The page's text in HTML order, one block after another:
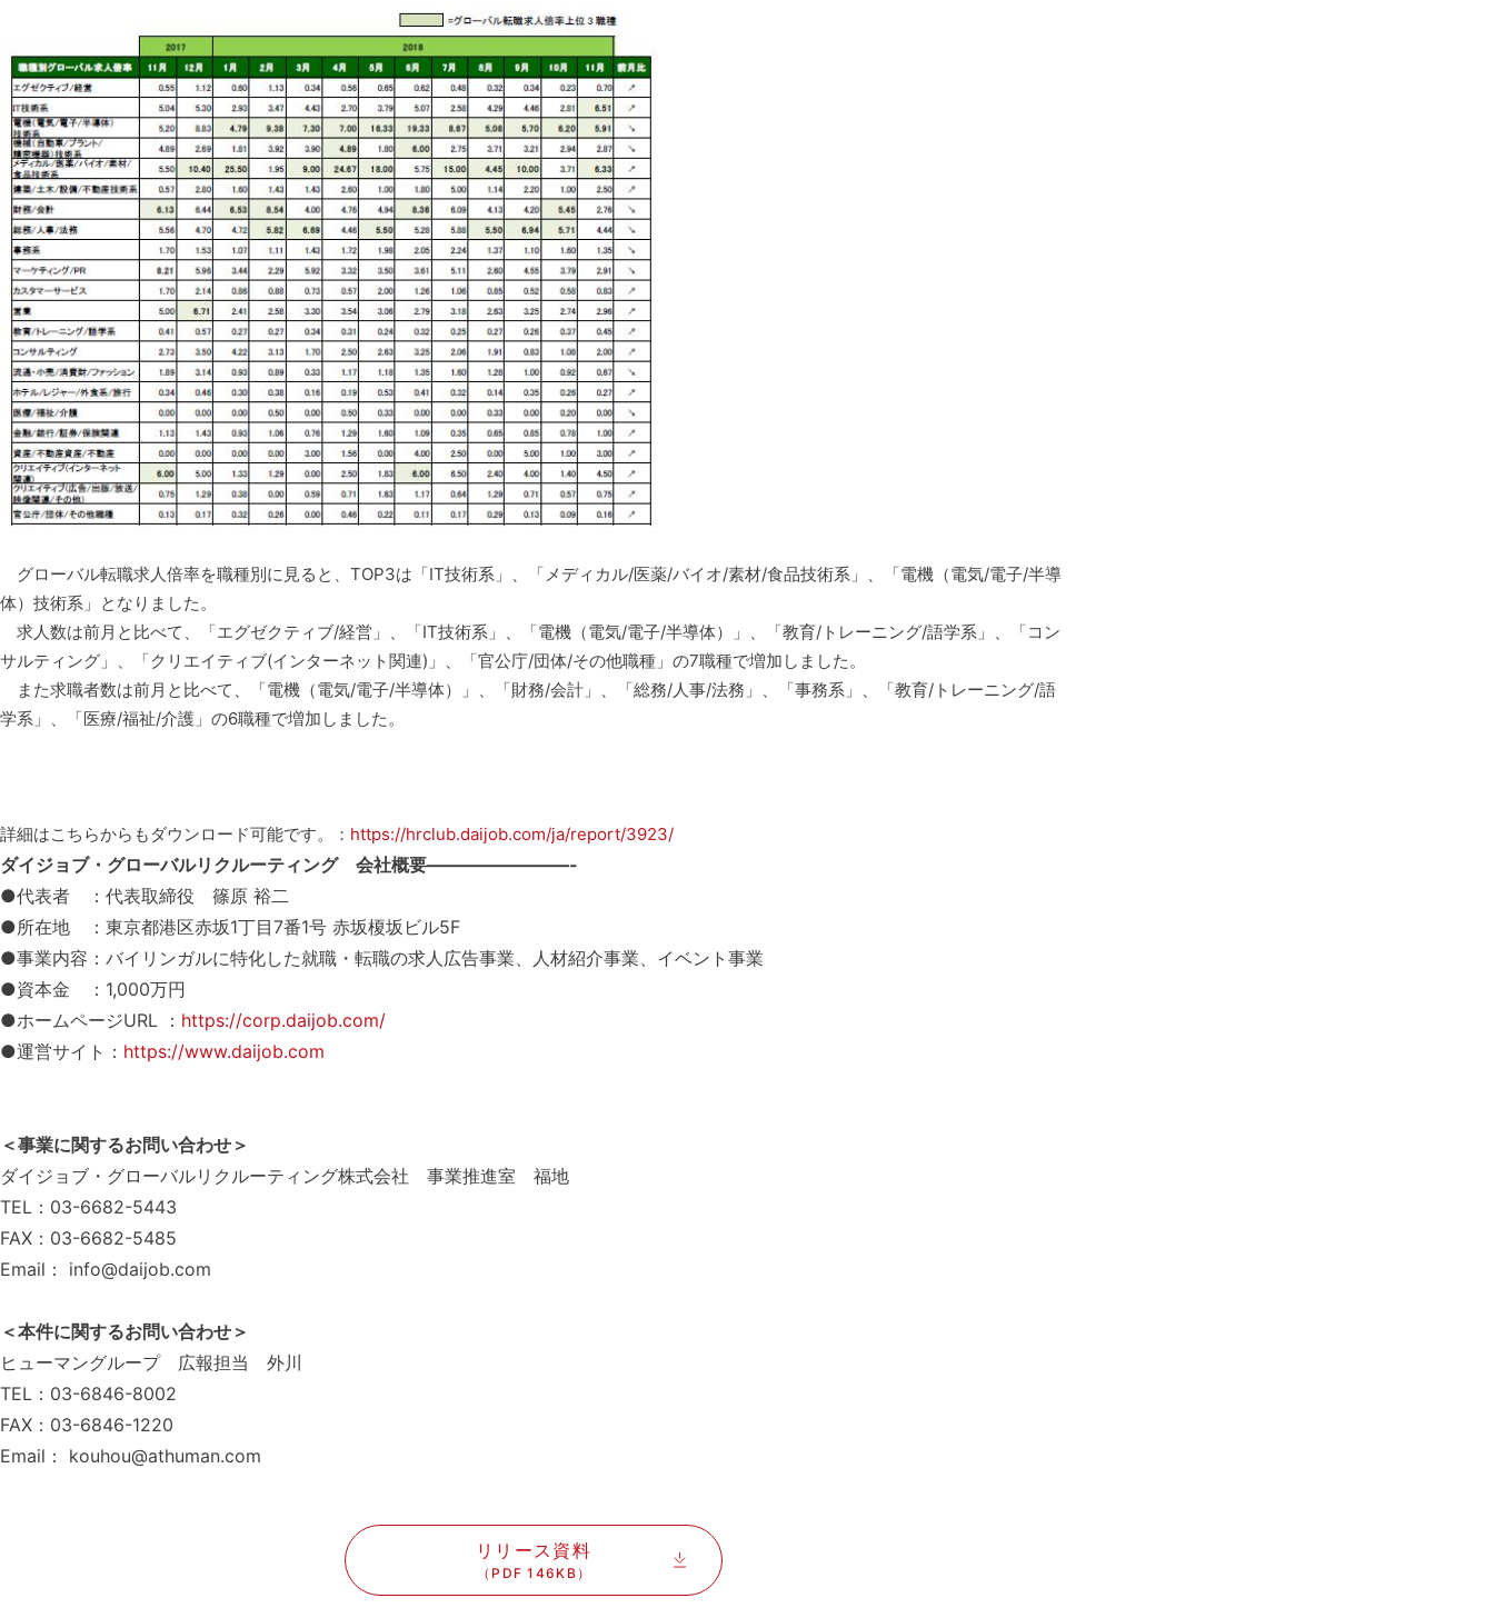
グローバル転職求人倍率を職種別に見ると、TOP3は「IT技術系」、「メディカル/医薬/バイオ/素材/食品技術系」、「電機（電気/電子/半導
体）技術系」となりました。
求人数は前月と比べて、「エグゼクティブ/経営」、「IT技術系」、「電機（電気/電子/半導体）」、「教育/トレーニング/語学系」、「コン
サルティング」、「クリエイティブ(インターネット関連)」、「官公庁/団体/その他職種」の7職種で増加しました。
また求職者数は前月と比べて、「電機（電気/電子/半導体）」、「財務/会計」、「総務/人事/法務」、「事務系」、「教育/トレーニング/語
学系」、「医療/福祉/介護」の6職種で増加しました。
詳細はこちらからもダウンロード可能です。： https://hrclub.daijob.com/ja/report/3923/
ダイジョブ・グローバルリクルーティング 会社概要————————-
●代表者 ：代表取締役 篠原 裕二
●所在地 ：東京都港区赤坂1丁目7番1号 赤坂榎坂ビル5F
●事業内容：バイリンガルに特化した就職・転職の求人広告事業、人材紹介事業、イベント事業
●資本金 ：1,000万円
●ホームページURL ： https://corp.daijob.com/
●運営サイト： https://www.daijob.com
＜事業に関するお問い合わせ＞
ダイジョブ・グローバルリクルーティング株式会社 事業推進室 福地
TEL：03-6682-5443
FAX：03-6682-5485
Email： info@daijob.com
＜本件に関するお問い合わせ＞
ヒューマングループ 広報担当 外川
TEL：03-6846-8002
FAX：03-6846-1220
Email： kouhou@athuman.com
リリース資料
（PDF 146KB）